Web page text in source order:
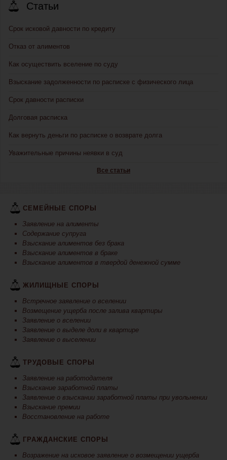
Статьи
Срок исковой давности по кредиту
Отказ от алиментов
Как осуществить вселение по суду
Взыскание задолженности по расписке с физического лица
Срок давности расписки
Долговая расписка
Как вернуть деньги по расписке о возврате долга
Уважительные причины неявки в суд
Все статьи
СЕМЕЙНЫЕ СПОРЫ
Заявление на алименты
Содержание супруга
Взыскание алиментов без брака
Взыскание алиментов в браке
Взыскание алиментов в твердой денежной сумме
ЖИЛИЩНЫЕ СПОРЫ
Встречное заявление о вселении
Возмещение ущерба после залива квартиры
Заявление о вселении
Заявление о выделе доли в квартире
Заявление о выселении
ТРУДОВЫЕ СПОРЫ
Заявление на работодателя
Взыскание заработной платы
Заявление о взыскании заработной платы при увольнении
Взыскание премии
Восстановление на работе
ГРАЖДАНСКИЕ СПОРЫ
Возражение на исковое заявление о возмещении ущерба